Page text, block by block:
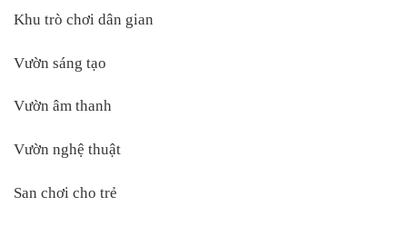
Khu trò chơi dân gian
Vườn sáng tạo
Vườn âm thanh
Vườn nghệ thuật
San chơi cho trẻ